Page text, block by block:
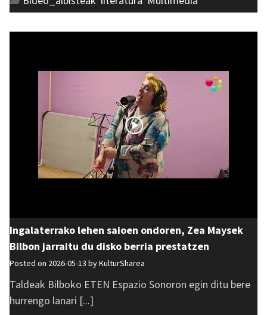
Ingalaterrako lehen saioen ondoren, Zea Maysek
Bilbon jarraitu du disko berria prestatzen
Posted on 2026-05-13 byKulturSharea
Taldeak Bilboko ETEN Espazio Sonoron egin ditu bere
hurrengo lanari [...]